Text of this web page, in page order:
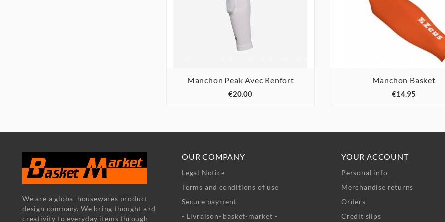
Manchon Peak Avec Renfort
€20.00
Manchon Basket
€14.95
We are a global housewares product
design company. We bring thought and
creativity to everyday items through
OUR COMPANY
Legal Notice
Terms and conditions of use
Secure payment
- Livraison- basket-market -
YOUR ACCOUNT
Personal info
Merchandise returns
Orders
Credit slips